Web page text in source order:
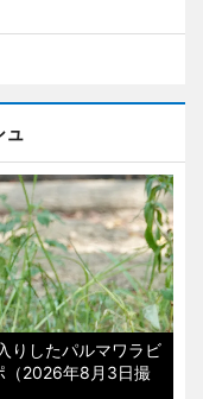
ュ
りしたパルマワラビ
（2026年8月3日撮